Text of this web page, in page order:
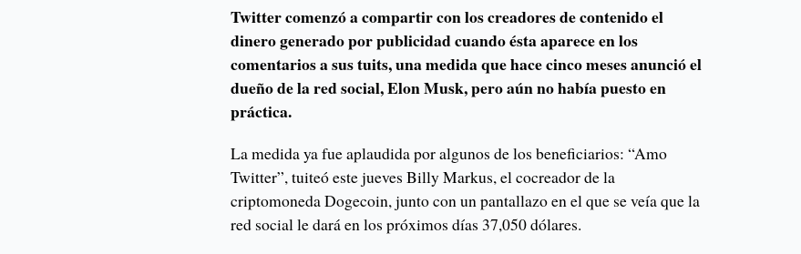
Twitter comenzó a compartir con los creadores de contenido el
dinero generado por publicidad cuando ésta aparece en los
comentarios a sus tuits, una medida que hace cinco meses anunció el
dueño de la red social, Elon Musk, pero aún no había puesto en
práctica.
La medida ya fue aplaudida por algunos de los beneficiarios: “Amo
Twitter”, tuiteó este jueves Billy Markus, el cocreador de la
criptomoneda Dogecoin, junto con un pantallazo en el que se veía que la
red social le dará en los próximos días 37,050 dólares.